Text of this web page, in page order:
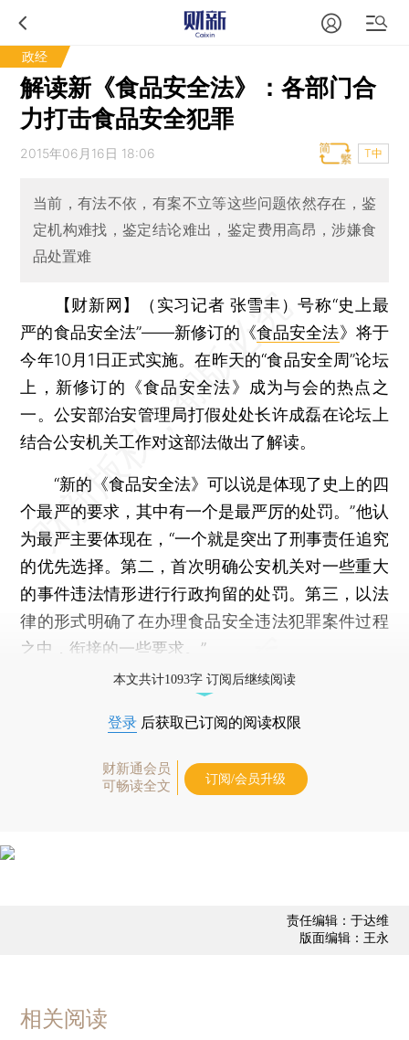
政经
解读新《食品安全法》：各部门合
力打击食品安全犯罪
2015年06月16日 18:06 T中
当前，有法不依，有案不立等这些问题依然存在，鉴
定机构难找，鉴定结论难出，鉴定费用高昂，涉嫌食
品处置难
【财新网】（实习记者 张雪丰）号称“史上最
严的食品安全法”——新修订的《食品安全法》将于
今年10月1日正式实施。在昨天的“食品安全周”论坛
上，新修订的《食品安全法》成为与会的热点之
一。公安部治安管理局打假处处长许成磊在论坛上
结合公安机关工作对这部法做出了解读。
“新的《食品安全法》可以说是体现了史上的四
个最严的要求，其中有一个是最严厉的处罚。”他认
为最严主要体现在，“一个就是突出了刑事责任追究
的优先选择。第二，首次明确公安机关对一些重大
的事件违法情形进行行政拘留的处罚。第三，以法
律的形式明确了在办理食品安全违法犯罪案件过程
之中，衔接的一些要求。”
本文共计1093字 订阅后继续阅读
登录 后获取已订阅的阅读权限
财新通会员
可畅读全文
订阅/会员升级
责任编辑：于达维
版面编辑：王永
相关阅读